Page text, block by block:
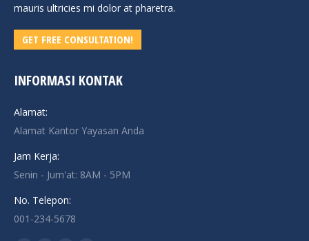
mauris ultricies mi dolor at pharetra.
GET FREE CONSULTATION!
INFORMASI KONTAK
Alamat:
Alamat Kantor Yayasan Anda
Jam Kerja:
Senin - Jum'at: 8AM - 5PM
No. Telepon:
001-234-5678